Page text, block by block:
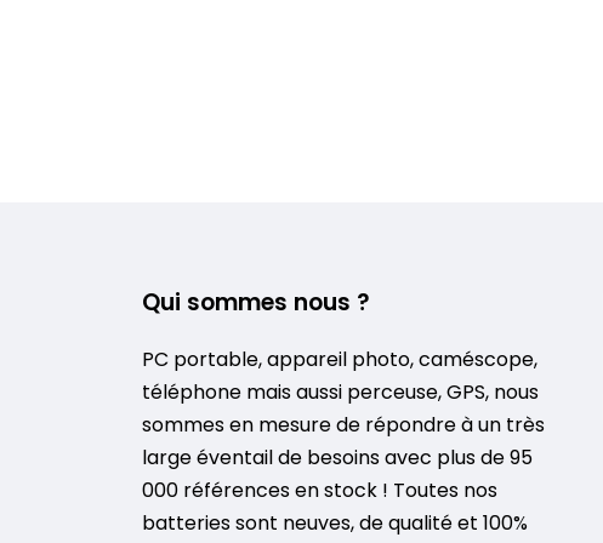
Qui sommes nous ?
PC portable, appareil photo, caméscope,
téléphone mais aussi perceuse, GPS, nous
sommes en mesure de répondre à un très
large éventail de besoins avec plus de 95
000 références en stock ! Toutes nos
batteries sont neuves, de qualité et 100%